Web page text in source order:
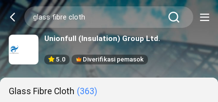
Unionfull (Insulation) Group Ltd.
5.0 Diverifikasi pemasok
Glass Fibre Cloth (363)